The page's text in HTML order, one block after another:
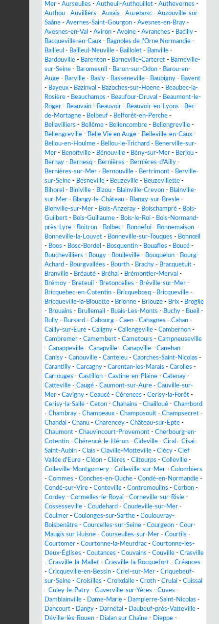
Mer - Aurseulles - Autheuil-Authouillet - Authevernes -
Authou - Auvilliers - Auxais - Auzebosc - Auzouville-sur-
Saâne - Avernes-Saint-Gourgon - Avesnes-en-Bray -
Avesnes-en-Val - Aviron - Avoine - Avranches - Bacilly -
Bacqueville-en-Caux - Bagnoles de l'Orne Normandie -
Bailleul - Bailleul-Neuville - Baillolet - Banville -
Bardouville - Barenton - Barneville-Carteret - Barneville-
sur-Seine - Baromesnil - Baron-sur-Odon - Barou-en-
Auge - Barville - Basly - Basseneville - Baubigny - Bavent
- Bayeux - Bazinval - Bazoches-sur-Hoëne - Beaubec-la-
Rosière - Beauchamps - Beaufour-Druval - Beaumont-le-
Roger - Beauvain - Beauvoir - Beauvoir-en-Lyons - Bec-
de-Mortagne - Belbeuf - Belforêt-en-Perche -
Bellavilliers - Bellême - Bellencombre - Bellengreville -
Bellengreville - Belle Vie en Auge - Belleville-en-Caux -
Bellou-en-Houlme - Bellou-le-Trichard - Benerville-sur-
Mer - Benoîtville - Bénouville - Bény-sur-Mer - Berjou -
Bernay - Bernesq - Bernières - Bernières-d'Ailly -
Bernières-sur-Mer - Bernouville - Bertrimont - Berville-
sur-Seine - Besneville - Beuzeville - Beuzevillette -
Bihorel - Biniville - Bizou - Blainville-Crevon - Blainville-
sur-Mer - Blangy-le-Château - Blangy-sur-Bresle -
Blonville-sur-Mer - Bois-Anzeray - Boischampré - Bois-
Guilbert - Bois-Guillaume - Bois-le-Roi - Bois-Normand-
près-Lyre - Boitron - Bolbec - Bonnefoi - Bonnemaison -
Bonneville-la-Louvet - Bonneville-sur-Touques - Bonnœil
- Boos - Bosc-Bordel - Bosquentin - Bouafles - Boucé -
Bouchevilliers - Bougy - Boulleville - Bouquelon - Bourg-
Achard - Bourgvallées - Bourth - Brachy - Bracquetuit -
Branville - Bréauté - Bréhal - Brémontier-Merval -
Brémoy - Breteuil - Bretoncelles - Bréville-sur-Mer -
Bricquebec-en-Cotentin - Bricquebosq - Bricqueville -
Bricqueville-la-Blouette - Brionne - Briouze - Brix - Broglie
- Brouains - Brullemail - Buais-Les-Monts - Buchy - Bueil -
Bully - Bursard - Cabourg - Caen - Cahagnes - Cahan -
Cailly-sur-Eure - Caligny - Callengeville - Cambernon -
Cambremer - Camembert - Cametours - Campneuseville
- Canappeville - Canapville - Canapville - Canehan -
Canisy - Canouville - Canteleu - Caorches-Saint-Nicolas -
Carantilly - Carcagny - Carentan-les-Marais - Carolles -
Carrouges - Castillon - Castine-en-Plaine - Catenay -
Catteville - Caugé - Caumont-sur-Aure - Cauville-sur-
Mer - Cavigny - Ceaucé - Cérences - Cerisy-la-Forêt -
Cerisy-la-Salle - Ceton - Chahains - Chailloué - Chambord
- Chambray - Champeaux - Champosoult - Champsecret -
Chandai - Chanu - Charencey - Château-sur-Epte -
Chaumont - Chauvincourt-Provemont - Cherbourg-en-
Cotentin - Chérencé-le-Héron - Cideville - Ciral - Cisai-
Saint-Aubin - Clais - Claville-Motteville - Clécy - Clef
Vallée d'Eure - Cléon - Clères - Clitourps - Colleville -
Colleville-Montgomery - Colleville-sur-Mer - Colombiers
- Commes - Conches-en-Ouche - Condé-en-Normandie -
Condé-sur-Vire - Conteville - Contremoulins - Corbon -
Cordey - Cormelles-le-Royal - Corneville-sur-Risle -
Cossesseville - Coudehard - Coudeville-sur-Mer -
Coulmer - Coulonges-sur-Sarthe - Coulouvray-
Boisbenâtre - Courcelles-sur-Seine - Courgeon - Cour-
Maugis sur Huisne - Courseulles-sur-Mer - Courtils -
Courtomer - Courtonne-la-Meurdrac - Courtonne-les-
Deux-Églises - Coutances - Couvains - Couville - Crasville
- Crasville-la-Mallet - Crasville-la-Rocquefort - Créances
- Cricqueville-en-Bessin - Criel-sur-Mer - Criquebeuf-
sur-Seine - Croisilles - Croixdalle - Croth - Crulai - Cuissai
- Culey-le-Patry - Cuverville-sur-Yères - Cuves -
Damblainville - Dame-Marie - Dampierre-Saint-Nicolas -
Dancourt - Dangy - Darnétal - Daubeuf-près-Vatteville -
Déville-lès-Rouen - Dialan sur Chaîne - Dieppe -